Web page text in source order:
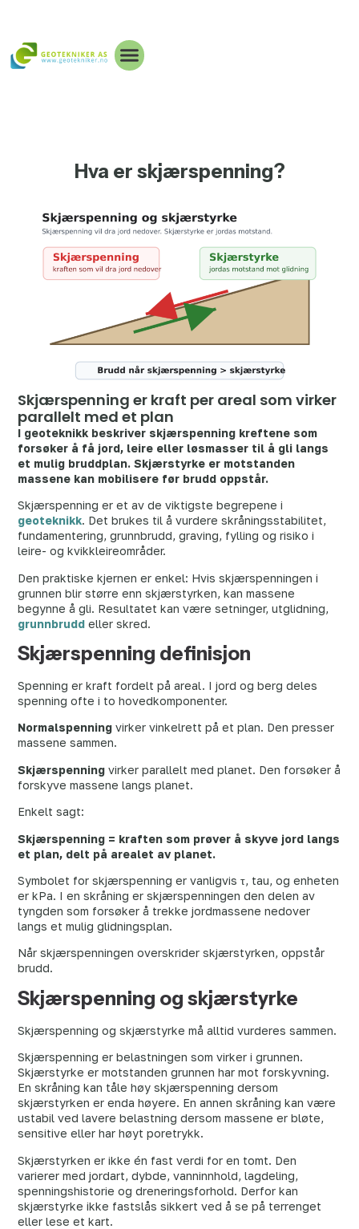
Hva er skjærspenning?
Skjærspenning er kraft per areal som virker
parallelt med et plan
I geoteknikk beskriver skjærspenning kreftene som
forsøker å få jord, leire eller løsmasser til å gli langs
et mulig bruddplan. Skjærstyrke er motstanden
massene kan mobilisere før brudd oppstår.
Skjærspenning er et av de viktigste begrepene i
geoteknikk. Det brukes til å vurdere skråningsstabilitet,
fundamentering, grunnbrudd, graving, fylling og risiko i
leire- og kvikkleireområder.
Den praktiske kjernen er enkel: Hvis skjærspenningen i
grunnen blir større enn skjærstyrken, kan massene
begynne å gli. Resultatet kan være setninger, utglidning,
grunnbrudd eller skred.
Skjærspenning definisjon
Spenning er kraft fordelt på areal. I jord og berg deles
spenning ofte i to hovedkomponenter.
Normalspenning virker vinkelrett på et plan. Den presser
massene sammen.
Skjærspenning virker parallelt med planet. Den forsøker å
forskyve massene langs planet.
Enkelt sagt:
Skjærspenning = kraften som prøver å skyve jord langs
et plan, delt på arealet av planet.
Symbolet for skjærspenning er vanligvis τ, tau, og enheten
er kPa. I en skråning er skjærspenningen den delen av
tyngden som forsøker å trekke jordmassene nedover
langs et mulig glidningsplan.
Når skjærspenningen overskrider skjærstyrken, oppstår
brudd.
Skjærspenning og skjærstyrke
Skjærspenning og skjærstyrke må alltid vurderes sammen.
Skjærspenning er belastningen som virker i grunnen.
Skjærstyrke er motstanden grunnen har mot forskyvning.
En skråning kan tåle høy skjærspenning dersom
skjærstyrken er enda høyere. En annen skråning kan være
ustabil ved lavere belastning dersom massene er bløte,
sensitive eller har høyt poretrykk.
Skjærstyrken er ikke én fast verdi for en tomt. Den
varierer med jordart, dybde, vanninnhold, lagdeling,
spenningshistorie og dreneringsforhold. Derfor kan
skjærstyrke ikke fastslås sikkert ved å se på terrenget
eller lese et kart.